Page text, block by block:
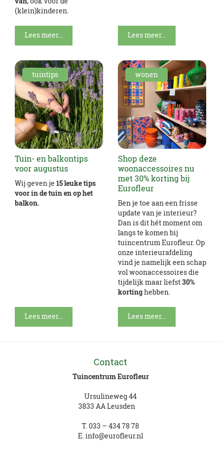
(klein)kinderen.
Lees meer... Lees meer...
tuintips
Tuin- en balkontips
voor augustus
Wij geven je 15 leuke tips
voor in de tuin en op het
balkon.
Lees meer...
wonen
Shop deze
woonaccessoires nu
met 30% korting bij
Eurofleur
Ben je toe aan een frisse
update van je interieur?
Dan is dit hét moment om
langs te komen bij
tuincentrum Eurofleur. Op
onze interieurafdeling
vind je namelijk een schap
vol woonaccessoires die
tijdelijk maar liefst30%
kortinghebben.
Lees meer...
Contact
Tuincentrum Eurofleur
Ursulineweg 44
3833 AA Leusden
T.033 – 434 78 78
E.info@eurofleur.nl